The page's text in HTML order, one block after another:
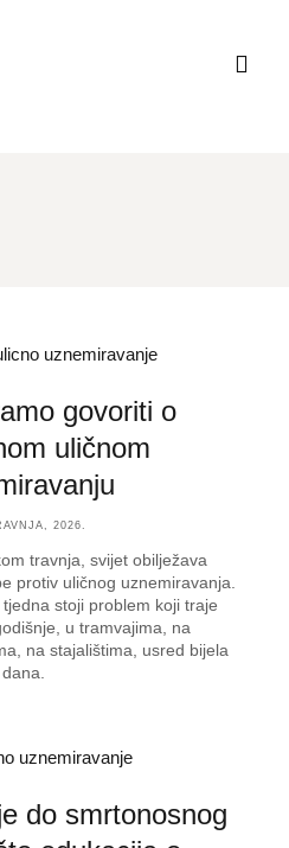
govoriti o
uličnom
2026.
travnja, svijet obilježava
protiv uličnog uznemiravanja.
stoji problem koji traje
u tramvajima, na
na stajalištima, usred bijela
dana.
do smrtonosnog